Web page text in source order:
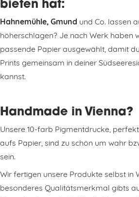
bieten hat:
Hahnemühle, Gmund und Co. lassen
höherschlagen? Je nach Werk haben
passende Papier ausgewählt, damit
Prints gemeinsam in deiner
kannst.
Handmade in Vienna?
Unsere 10-farb Pigmentdrucke,
aufs Papier, sind zu schön um wahr
sein.
Wir fertigen unsere Produkte selbst in
besonderes Qualitätsmerkmal gibts